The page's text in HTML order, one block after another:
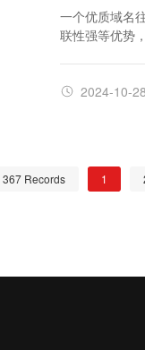
一个优质域名
联性强等优势
2024-10-28
367Records 1